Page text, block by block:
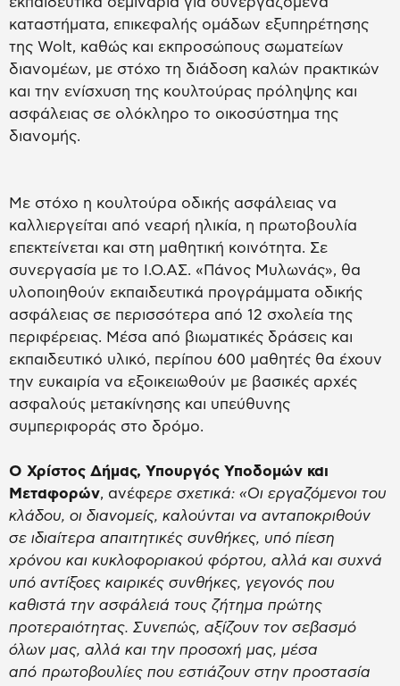
καταστήματα, επικεφαλής ομάδων εξυπηρέτησης
της Wolt, καθώς και εκπροσώπους σωματείων
διανομέων, με στόχο τη διάδοση καλών πρακτικών
και την ενίσχυση της κουλτούρας πρόληψης και
ασφάλειας σε ολόκληρο το οικοσύστημα της
διανομής.
Με στόχο η κουλτούρα οδικής ασφάλειας να
καλλιεργείται από νεαρή ηλικία, η πρωτοβουλία
επεκτείνεται και στη μαθητική κοινότητα. Σε
συνεργασία με το Ι.Ο.ΑΣ. «Πάνος Μυλωνάς», θα
υλοποιηθούν εκπαιδευτικά προγράμματα οδικής
ασφάλειας σε περισσότερα από 12 σχολεία της
περιφέρειας. Μέσα από βιωματικές δράσεις και
εκπαιδευτικό υλικό, περίπου 600 μαθητές θα έχουν
την ευκαιρία να εξοικειωθούν με βασικές αρχές
ασφαλούς μετακίνησης και υπεύθυνης
συμπεριφοράς στο δρόμο.
Ο Χρίστος Δήμας, Υπουργός Υποδομών και
Μεταφορών, ανέφερε σχετικά: «Οι εργαζόμενοι του
κλάδου, οι διανομείς, καλούνται να ανταποκριθούν
σε ιδιαίτερα απαιτητικές συνθήκες, υπό πίεση
χρόνου και κυκλοφοριακού φόρτου, αλλά και συχνά
υπό αντίξοες καιρικές συνθήκες, γεγονός που
καθιστά την ασφάλειά τους ζήτημα πρώτης
προτεραιότητας. Συνεπώς, αξίζουν τον σεβασμό
όλων μας, αλλά και την προσοχή μας, μέσα
από πρωτοβουλίες που εστιάζουν στην προστασία